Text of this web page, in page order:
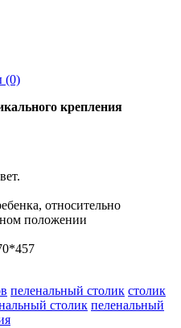
(0)
крепления
относительно
положении
пеленальный столик столик
столик пеленальный